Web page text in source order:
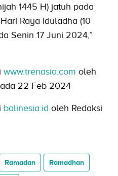
1445 H) jatuh pada
Raya Iduladha (10
Senin 17 Juni 2024,”
www.trenasia.com oleh
22 Feb 2024
balinesia.id oleh Redaksi
Ramadan Ramadhan